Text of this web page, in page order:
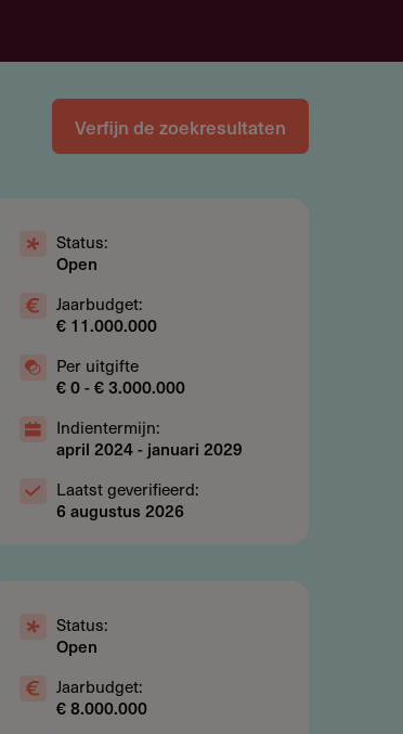
Verfijn de zoekresultaten
Status:
Open
Jaarbudget:
€ 11.000.000
Per uitgifte
€ 0 - € 3.000.000
Indientermijn:
april 2024- januari 2029
Laatst geverifieerd:
6 augustus 2026
Status:
Open
Jaarbudget:
€ 8.000.000